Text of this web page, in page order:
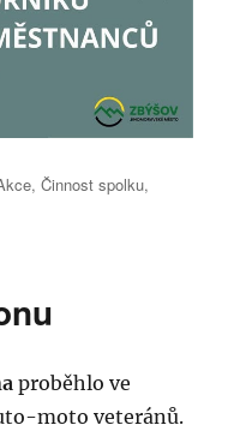
,Činnost spolku,
proběhlo ve
moto veteránů.